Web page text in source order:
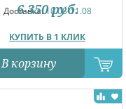
Доставка:10.08-11.08
КУПИТЬ В 1 КЛИК
6 350 руб.
В корзину